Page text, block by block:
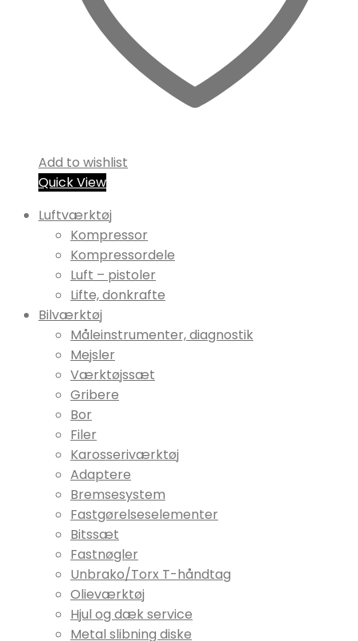
Add to wishlist
Quick View
Luftværktøj
Kompressor
Kompressordele
Luft – pistoler
Lifte, donkrafte
Bilværktøj
Måleinstrumenter, diagnostik
Mejsler
Værktøjssæt
Gribere
Bor
Filer
Karosseriværktøj
Adaptere
Bremsesystem
Fastgørelseselementer
Bitssæt
Fastnøgler
Unbrako/Torx T-håndtag
Olieværktøj
Hjul og dæk service
Metal slibning diske